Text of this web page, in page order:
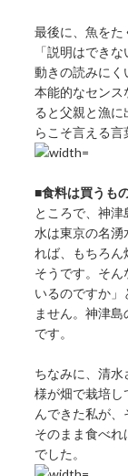
最後に、魚をた
「説明はでき
動きの読みにく
本能的なセンス
ると父親と漁
らこそ言える言
■食料は買うも
ところで、神
水は東京の名湧
れば、もちろ
そうです。そ
いるのですか」
ません。神津
です。
ちなみに、清
様が畑で栽培し
んできた私が
そのまま食べ
でした。